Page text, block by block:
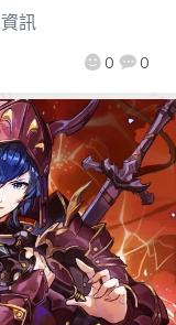
0 0
資訊